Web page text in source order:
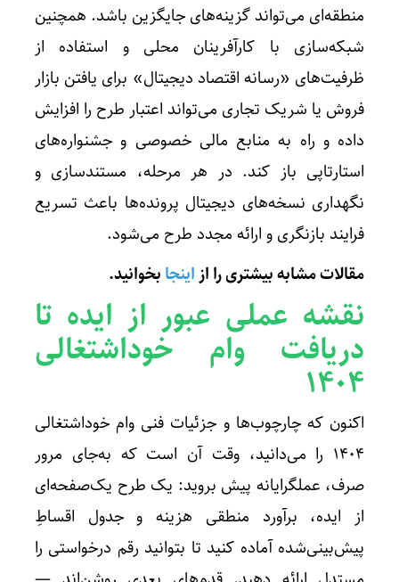
منطقه‌ای می‌تواند گزینه‌های جایگزین باشد. همچنین
شبکه‌سازی با کارآفرینان محلی و استفاده از
ظرفیت‌های «رسانه اقتصاد دیجیتال» برای یافتن بازار
فروش یا شریک تجاری می‌تواند اعتبار طرح را افزایش
داده و راه به منابع مالی خصوصی و جشنواره‌های
استارتاپی باز کند. در هر مرحله، مستندسازی و
نگهداری نسخه‌های دیجیتال پرونده‌ها باعث تسریع
فرایند بازنگری و ارائه مجدد طرح می‌شود.
مقالات مشابه بیشتری را ازاینجا بخوانید.
نقشه عملی عبور از ایده تا
دریافت وام خوداشتغالی
۱۴۰۴
اکنون که چارچوب‌ها و جزئیات فنی وام خوداشتغالی
۱۴۰۴ را می‌دانید، وقت آن است که به‌جای مرور
صرف، عملگرایانه پیش بروید: یک طرح یک‌صفحه‌ای
از ایده، برآورد منطقی هزینه و جدول اقساطِ
پیش‌بینی‌شده آماده کنید تا بتوانید رقم درخواستی را